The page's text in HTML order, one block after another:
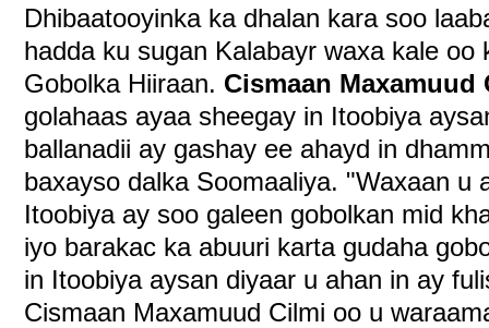
Dhibaatooyinka ka dhalan kara soo
hadda ku sugan Kalabayr waxa kale
Gobolka Hiiraan. Cismaan Maxamuud
golahaas ayaa sheegay in Itoobiya
ballanadii ay gashay ee ahayd in
baxayso dalka Soomaaliya. "Waxaan u
Itoobiya ay soo galeen gobolkan mid
iyo barakac ka abuuri karta gudaha
in Itoobiya aysan diyaar u ahan in ay
Cismaan Maxamuud Cilmi oo u